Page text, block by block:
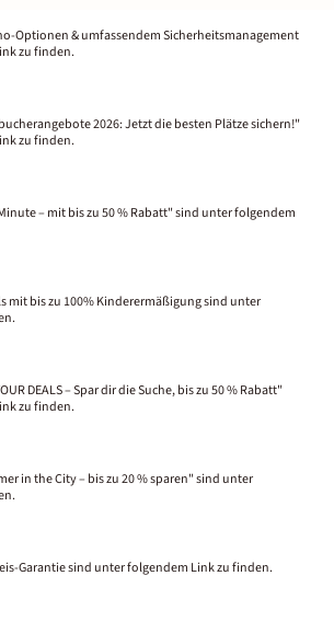
Optionen & umfassendem Sicherheitsmanagement
zu finden.
2026: Jetzt die besten Plätze sichern!"
zu finden.
– mit bis zu 50 % Rabatt" sind unter folgendem
mit bis zu 100% Kinderermäßigung sind unter
DEALS – Spar dir die Suche, bis zu 50 % Rabatt"
zu finden.
in the City – bis zu 20 % sparen" sind unter
Garantie sind unter folgendem Link zu finden.